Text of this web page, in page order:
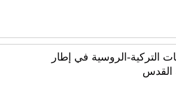
التركية-الروسية في إطار
القدس